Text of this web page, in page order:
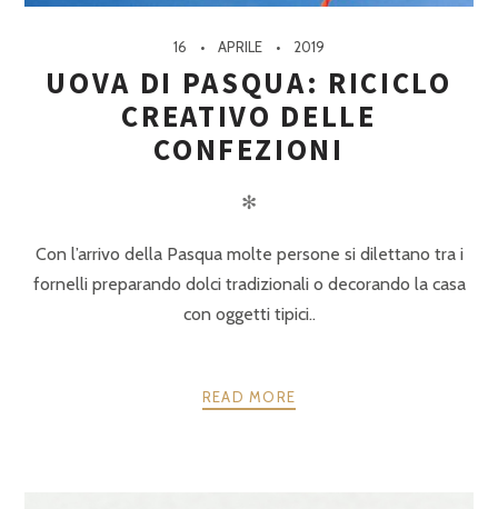
16 APRILE 2019
UOVA DI PASQUA: RICICLO
CREATIVO DELLE
CONFEZIONI
✻
Con l’arrivo della Pasqua molte persone si dilettano tra i
fornelli preparando dolci tradizionali o decorando la casa
con oggetti tipici..
READ MORE